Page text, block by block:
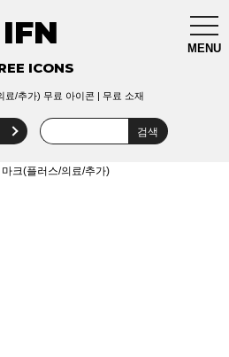
MENU
IFN
ICONS
료/추가) 무료 아이콘 | 무료 소재
크(플러스/의료/추가)